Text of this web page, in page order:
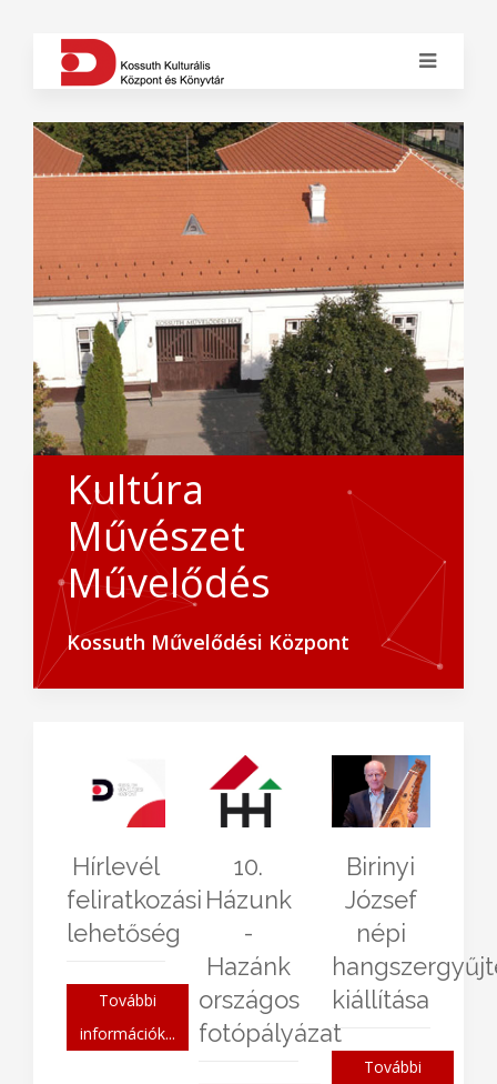
Kultúra
Művészet
Művelődés
Kossuth Művelődési Központ
FÉNY -
ÉRTÉK
fotókiállítás
További
információk...
Dr.
Farkas
Gábor
Dabas
város
főépítészének
ORCI '80
"Ködben
vagyok
a köd,
örök
szerep..."